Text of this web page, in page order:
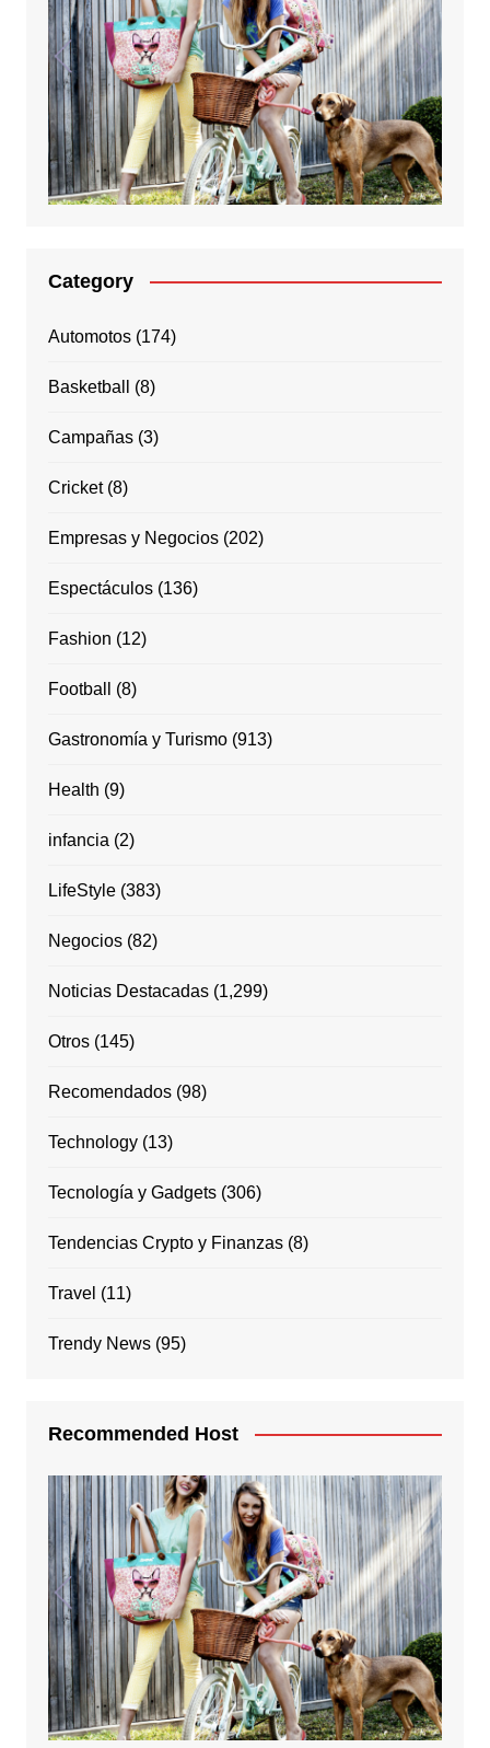
Category
Automotos(174)
Basketball (8)
Campañas(3)
Cricket(8)
Empresas y Negocios(202)
Espectáculos(136)
Fashion (12)
Football (8)
Gastronomía y Turismo(913)
Health (9)
infancia (2)
LifeStyle(383)
Negocios(82)
Noticias Destacadas(1,299)
Otros(145)
Recomendados(98)
Technology(13)
Tecnología y Gadgets(306)
Tendencias Crypto y Finanzas(8)
Travel (11)
Trendy News(95)
Recommended Host